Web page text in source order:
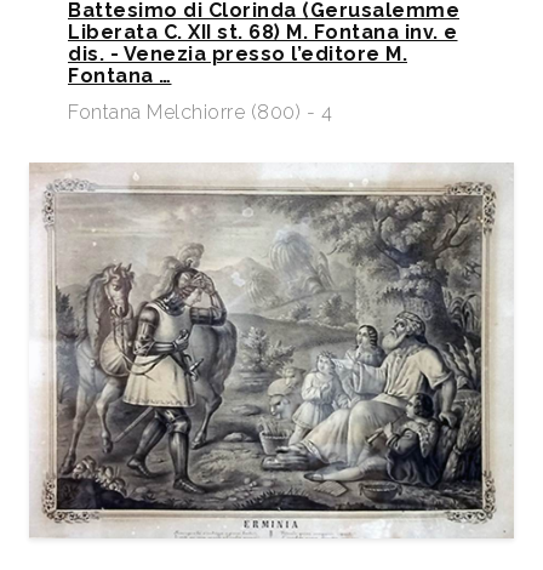
Battesimo di Clorinda (Gerusalemme
Liberata C. XII st. 68) M. Fontana inv. e
dis. - Venezia presso l’editore M.
Fontana …
Fontana Melchiorre (800) - 4